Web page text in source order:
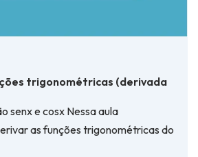
trigonométricas (derivada
senx e cosx Nessa aula
as funções trigonométricas do